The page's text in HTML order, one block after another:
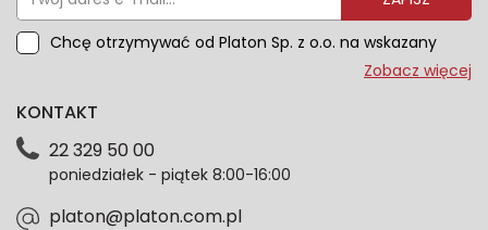
Chcę otrzymywać od Platon Sp. z o.o. na wskazany
przeze mnie adres e-mail informacje marketingowe
dotyczące danych osobowych znajdziesz w naszej
każdym czasie. Wycofanie zgody nie wpłynie na
zgodność z prawem przetwarzania dokonanego przed
Zobacz więcej
KONTAKT
22 329 50 00
poniedziałek - piątek 8:00-16:00
platon@platon.com.pl